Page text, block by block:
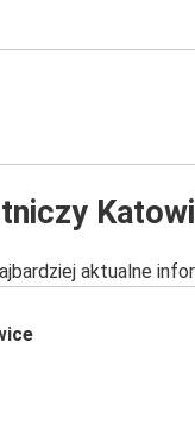
aktualne